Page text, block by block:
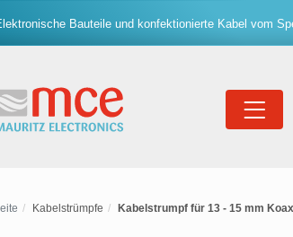
Bauteile und konfektionierte Kabel vom
Kabelstrümpfe Kabelstrumpf für 13 - 15 mm